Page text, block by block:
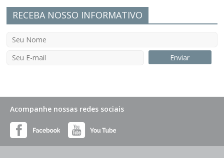
RECEBA NOSSO INFORMATIVO
Acompanhe nossas redes sociais